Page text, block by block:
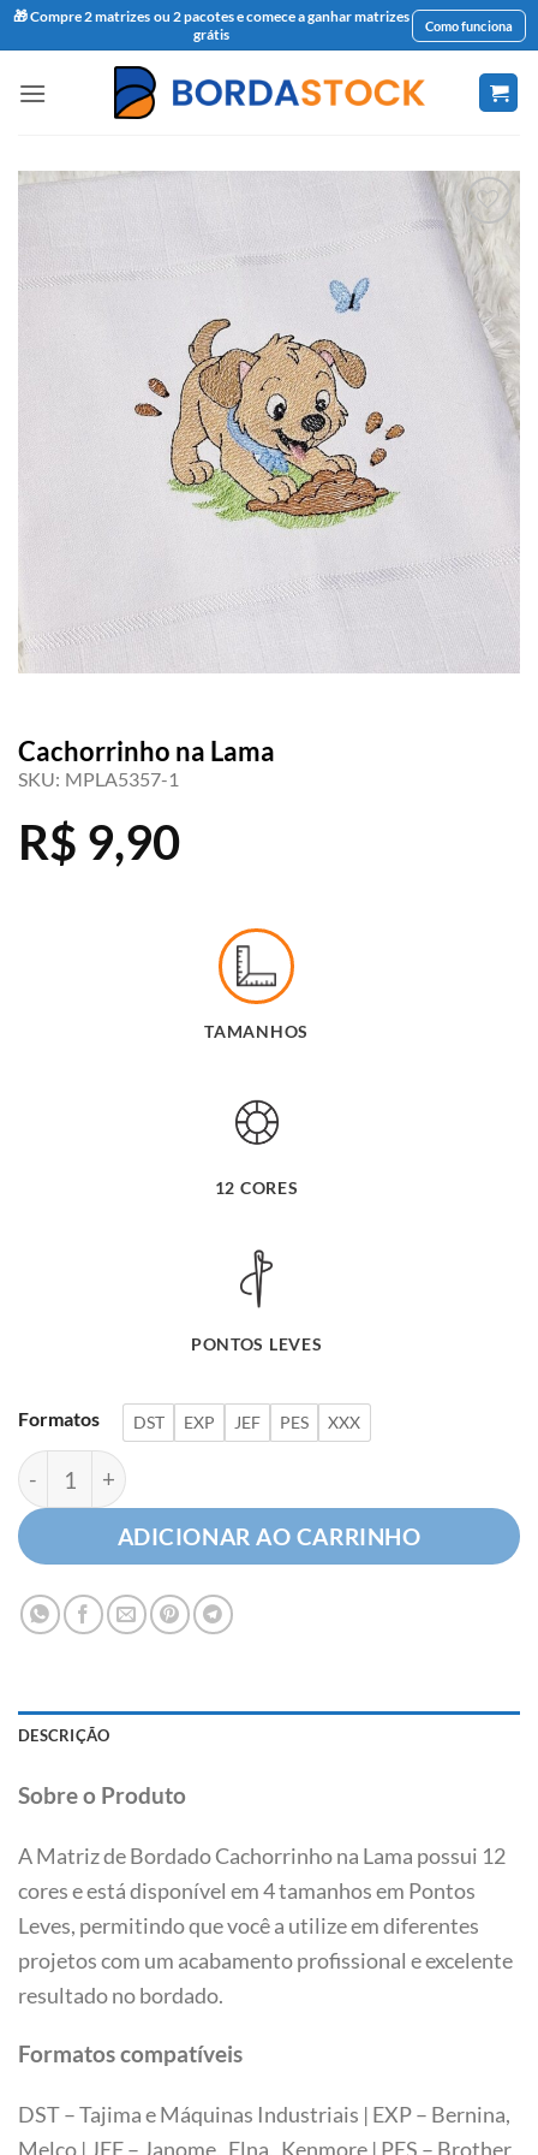
🎁 Compre 2 matrizes ou 2 pacotes e comece a ganhar matrizes
grátis
Como funciona
Favoritar
Cachorrinho na Lama
SKU: MPLA5357-1
R$ 9,90
TAMANHOS
12 CORES
PONTOS LEVES
Formatos DST EXP JEF PES XXX
Cachorrinho na Lama quantidade
ADICIONAR AO CARRINHO
DESCRIÇÃO
Sobre o Produto
A Matriz de Bordado Cachorrinho na Lama possui 12
cores e está disponível em 4 tamanhos em Pontos
Leves, permitindo que você a utilize em diferentes
projetos com um acabamento profissional e excelente
resultado no bordado.
Formatos compatíveis
DST – Tajima e Máquinas Industriais | EXP – Bernina,
Melco | JEF – Janome, Elna, Kenmore | PES – Brother,